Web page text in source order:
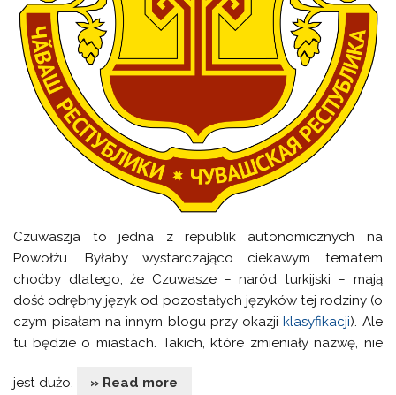
Czuwaszja to jedna z republik autonomicznych na
Powołżu. Byłaby wystarczająco ciekawym tematem
choćby dlatego, że Czuwasze – naród turkijski – mają
dość odrębny język od pozostałych języków tej rodziny (o
czym pisałam na innym blogu przy okazjiklasyfikacji). Ale
tu będzie o miastach. Takich, które zmieniały nazwę, nie
jest dużo. » Read more